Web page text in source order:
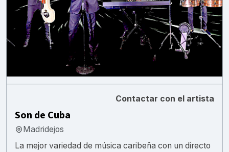
Contactar con el artista
Son de Cuba
Madridejos
La mejor variedad de música caribeña con un directo